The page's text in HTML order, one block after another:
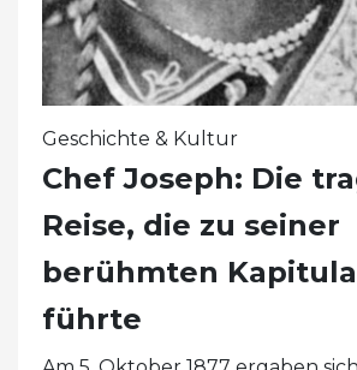
Geschichte & Kultur
Chef Joseph: Die
Reise, die zu seiner
berühmten
führte